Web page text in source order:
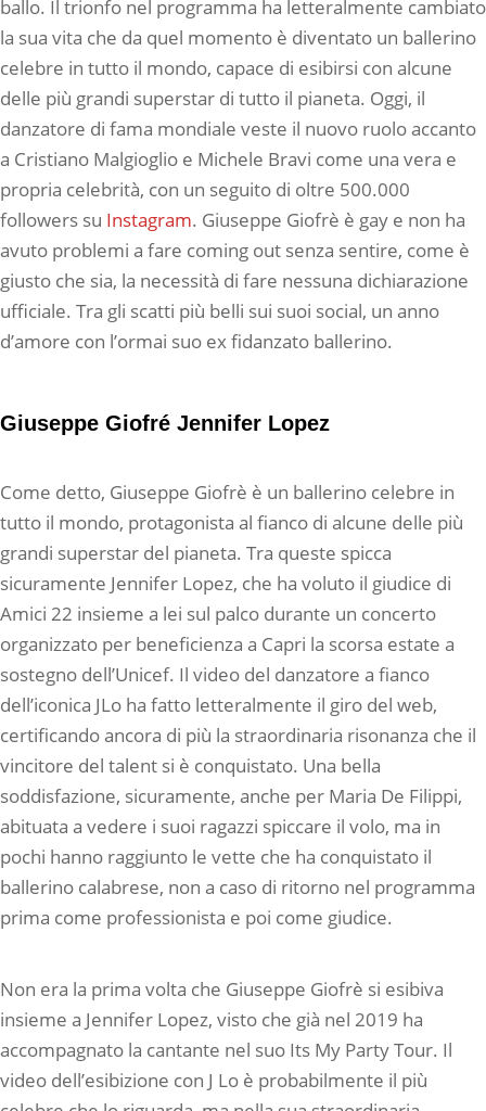
ballo. Il trionfo nel programma ha letteralmente cambiato
la sua vita che da quel momento è diventato un ballerino
celebre in tutto il mondo, capace di esibirsi con alcune
delle più grandi superstar di tutto il pianeta. Oggi, il
danzatore di fama mondiale veste il nuovo ruolo accanto
a Cristiano Malgioglio e Michele Bravi come una vera e
propria celebrità, con un seguito di oltre 500.000
followers su Instagram. Giuseppe Giofrè è gay e non ha
avuto problemi a fare coming out senza sentire, come è
giusto che sia, la necessità di fare nessuna dichiarazione
ufficiale. Tra gli scatti più belli sui suoi social, un anno
d’amore con l’ormai suo ex fidanzato ballerino.
Giuseppe Giofré Jennifer Lopez
Come detto, Giuseppe Giofrè è un ballerino celebre in
tutto il mondo, protagonista al fianco di alcune delle più
grandi superstar del pianeta. Tra queste spicca
sicuramente Jennifer Lopez, che ha voluto il giudice di
Amici 22 insieme a lei sul palco durante un concerto
organizzato per beneficienza a Capri la scorsa estate a
sostegno dell’Unicef. Il video del danzatore a fianco
dell’iconica JLo ha fatto letteralmente il giro del web,
certificando ancora di più la straordinaria risonanza che il
vincitore del talent si è conquistato. Una bella
soddisfazione, sicuramente, anche per Maria De Filippi,
abituata a vedere i suoi ragazzi spiccare il volo, ma in
pochi hanno raggiunto le vette che ha conquistato il
ballerino calabrese, non a caso di ritorno nel programma
prima come professionista e poi come giudice.
Non era la prima volta che Giuseppe Giofrè si esibiva
insieme a Jennifer Lopez, visto che già nel 2019 ha
accompagnato la cantante nel suo Its My Party Tour. Il
video dell’esibizione con J Lo è probabilmente il più